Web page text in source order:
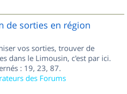
de sorties en région
vos sorties, trouver de
dans le Limousin, c'est par ici.
: 19, 23, 87.
des Forums